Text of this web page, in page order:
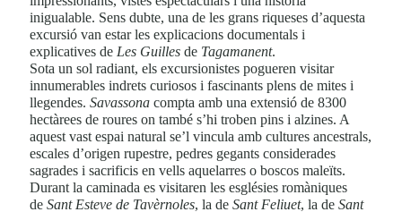
inigualable. Sens dubte, una de les grans riqueses d’aquesta
excursió van estar les explicacions documentals i
explicatives de Les Guilles de Tagamanent.
Sota un sol radiant, els excursionistes pogueren visitar
innumerables indrets curiosos i fascinants plens de mites i
llegendes.Savassona compta amb una extensió de 8300
hectàrees de roures on també s’hi troben pins i alzines. A
aquest vast espai natural se’l vincula amb cultures ancestrals,
escales d’origen rupestre, pedres gegants considerades
sagrades i sacrificis en vells aquelarres o boscos maleïts.
Durant la caminada es visitaren les esglésies romàniques
deSant Esteve de Tavèrnoles, la deSant Feliuet, la deSant